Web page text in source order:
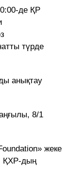
де ҚР
түрде
анықтау
8/1
жеке
ҚХР-дың